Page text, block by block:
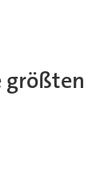
größten